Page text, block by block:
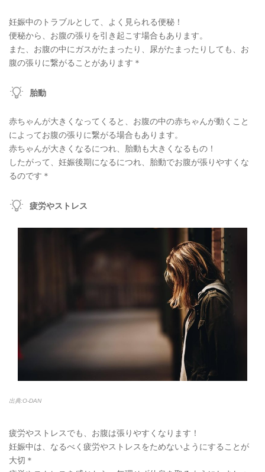
妊娠中のトラブルとして、よく見られる便秘！
便秘から、お腹の張りを引き起こす場合もあります。
また、お腹の中にガスがたまったり、尿がたまったりしても、お
腹の張りに繋がることがあります＊
胎動
赤ちゃんが大きくなってくると、お腹の中の赤ちゃんが動くこと
によってお腹の張りに繋がる場合もあります。
赤ちゃんが大きくなるにつれ、胎動も大きくなるもの！
したがって、妊娠後期になるにつれ、胎動でお腹が張りやすくな
るのです＊
疲労やストレス
出典:O-DAN
疲労やストレスでも、お腹は張りやすくなります！
妊娠中は、なるべく疲労やストレスをためないようにすることが
大切＊